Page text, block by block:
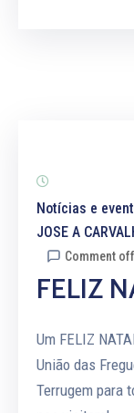
Notícias e
JOSE A
Comment off
FELIZ
Um FELIZ
União das
Terrugem para